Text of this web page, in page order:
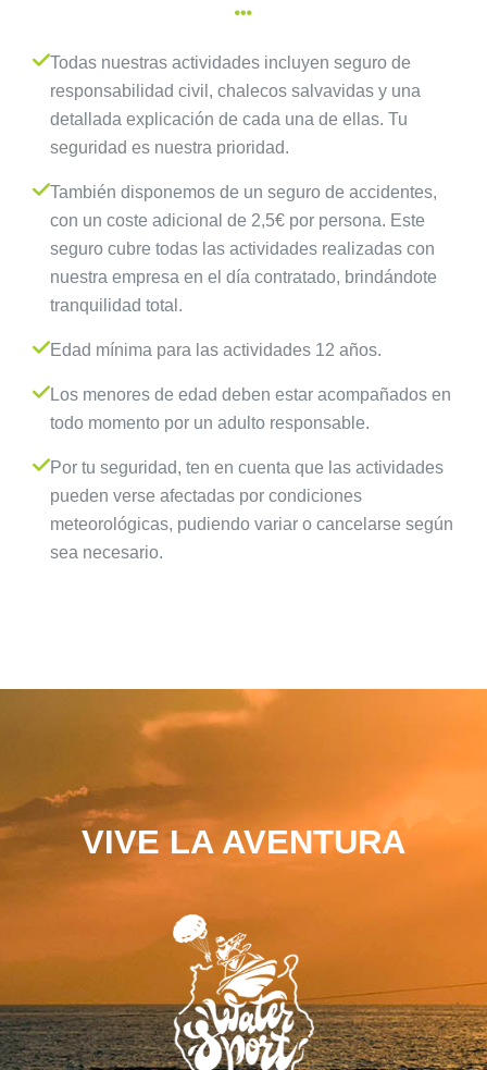

Todas nuestras actividades incluyen seguro de
responsabilidad civil, chalecos salvavidas y una
detallada explicación de cada una de ellas. Tu
seguridad es nuestra prioridad.
También disponemos de un seguro de accidentes,
con un coste adicional de 2,5€ por persona. Este
seguro cubre todas las actividades realizadas con
nuestra empresa en el día contratado, brindándote
tranquilidad total.
Edad mínima para las actividades 12 años.
Los menores de edad deben estar acompañados en
todo momento por un adulto responsable.
Por tu seguridad, ten en cuenta que las actividades
pueden verse afectadas por condiciones
meteorológicas, pudiendo variar o cancelarse según
sea necesario.
VIVE LA AVENTURA